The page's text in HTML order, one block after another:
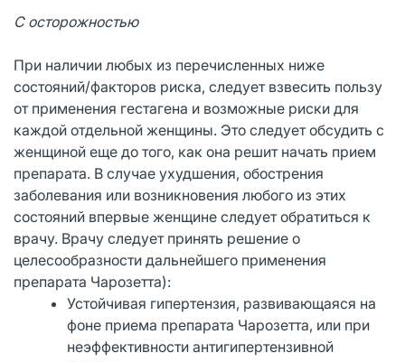
С осторожностью
При наличии любых из перечисленных ниже
состояний/факторов риска, следует взвесить пользу
от применения гестагена и возможные риски для
каждой отдельной женщины. Это следует обсудить с
женщиной еще до того, как она решит начать прием
препарата. В случае ухудшения, обострения
заболевания или возникновения любого из этих
состояний впервые женщине следует обратиться к
врачу. Врачу следует принять решение о
целесообразности дальнейшего применения
препарата Чарозетта):
Устойчивая гипертензия, развивающаяся на
фоне приема препарата Чарозетта, или при
неэффективности антигипертензивной